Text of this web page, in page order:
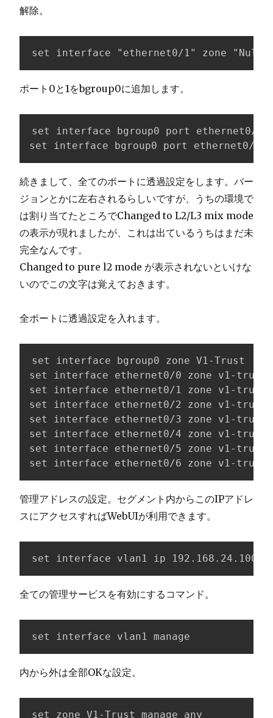
解除。
set interface "ethernet0/1" zone "Null"
ポート0と1をbgroup0に追加します。
set interface bgroup0 port ethernet0/0
set interface bgroup0 port ethernet0/1
続きまして、全てのポートに透過設定をします。バー
ジョンとかに左右されるらしいですが、うちの環境で
は割り当てたところでChanged to L2/L3 mix mode
の表示が現れましたが、これは出ているうちはまだ未
完全なんです。
Changed to pure l2 mode が表示されないといけな
いのでこの文字は覚えておきます。
全ポートに透過設定を入れます。
set interface bgroup0 zone V1-Trust
set interface ethernet0/0 zone v1-trust
set interface ethernet0/1 zone v1-trust
set interface ethernet0/2 zone v1-trust
set interface ethernet0/3 zone v1-trust
set interface ethernet0/4 zone v1-trust
set interface ethernet0/5 zone v1-trust
set interface ethernet0/6 zone v1-trust
管理アドレスの設定。セグメント内からこのIPアドレ
スにアクセスすればWebUIが利用できます。
set interface vlan1 ip 192.168.24.100/
全ての管理サービスを有効にするコマンド。
set interface vlan1 manage
内から外は全部OKな設定。
set zone V1-Trust manage any